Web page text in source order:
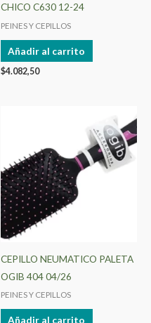
CHICO C630 12-24
PEINES Y CEPILLOS
Añadir al carrito
$4.082,50
CEPILLO NEUMATICO PALETA
OGIB 404 04/26
PEINES Y CEPILLOS
Añadir al carrito